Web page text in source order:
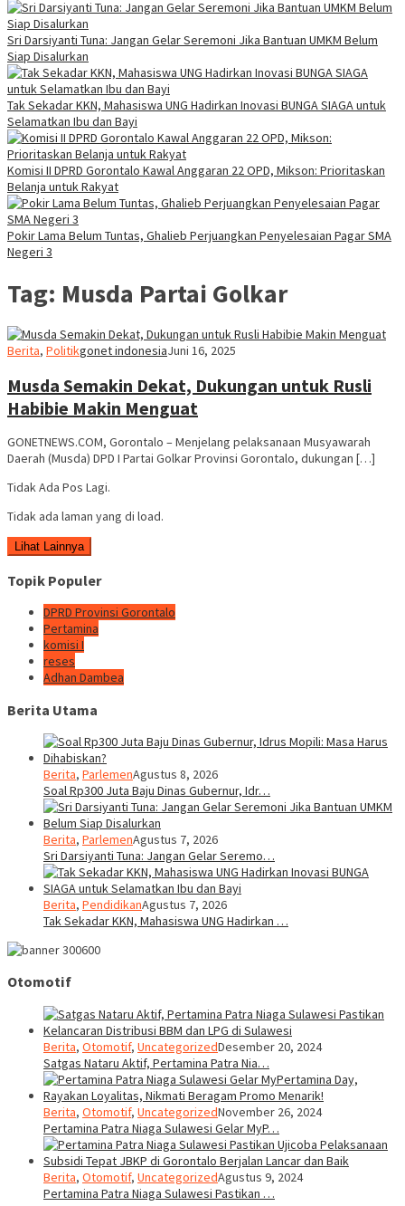
Sri Darsiyanti Tuna: Jangan Gelar Seremoni Jika Bantuan UMKM Belum
Siap Disalurkan
Tak Sekadar KKN, Mahasiswa UNG Hadirkan Inovasi BUNGA SIAGA untuk
Selamatkan Ibu dan Bayi
Komisi II DPRD Gorontalo Kawal Anggaran 22 OPD, Mikson: Prioritaskan
Belanja untuk Rakyat
Pokir Lama Belum Tuntas, Ghalieb Perjuangkan Penyelesaian Pagar SMA
Negeri 3
Tag: Musda Partai Golkar
Berita, Politikgonet indonesiaJuni 16, 2025
Musda Semakin Dekat, Dukungan untuk Rusli
Habibie Makin Menguat
GONETNEWS.COM, Gorontalo – Menjelang pelaksanaan Musyawarah
Daerah (Musda) DPD I Partai Golkar Provinsi Gorontalo, dukungan […]
Tidak Ada Pos Lagi.
Tidak ada laman yang di load.
Lihat Lainnya
Topik Populer
DPRD Provinsi Gorontalo
Pertamina
komisi I
reses
Adhan Dambea
Berita Utama
Berita, ParlemenAgustus 8, 2026
Soal Rp300 Juta Baju Dinas Gubernur, Idr…
Berita, ParlemenAgustus 7, 2026
Sri Darsiyanti Tuna: Jangan Gelar Seremo…
Berita, PendidikanAgustus 7, 2026
Tak Sekadar KKN, Mahasiswa UNG Hadirkan …
Otomotif
Berita, Otomotif, UncategorizedDesember 20, 2024
Satgas Nataru Aktif, Pertamina Patra Nia…
Berita, Otomotif, UncategorizedNovember 26, 2024
Pertamina Patra Niaga Sulawesi Gelar MyP…
Berita, Otomotif, UncategorizedAgustus 9, 2024
Pertamina Patra Niaga Sulawesi Pastikan …